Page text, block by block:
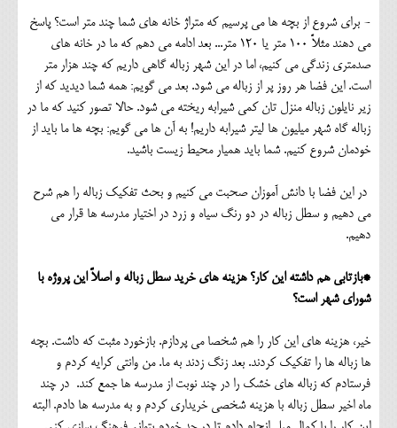
- برای شروع از بچه ها می پرسیم که متراژ خانه های شما چند متر است؟ پاسخ
می دهند مثلاً 100 متر یا 120 متر... بعد ادامه می دهم که ما در خانه های
صدمتری زندگی می کنیم، اما در این شهر زباله گاهی داریم که چند هزار متر
است. این فضا هر روز پر از زباله می شود. بعد می گویم: همه شما دیدید که از
زیر نایلون زباله منزل تان کمی شیرابه ریخته می شود. حالا تصور کنید که ما در
زباله گاه شهر میلیون ها لیتر شیرابه داریم! به آن ها می گویم: بچه ها ما باید از
خودمان شروع کنیم. شما باید همیار محیط زیست باشید.
در این فضا با دانش آموزان صحبت می کنیم و بحث تفکیک زباله را هم شرح
می دهیم و سطل زباله در دو رنگ سیاه و زرد در اختیار مدرسه ها قرار می
دهیم.
*بازتابی هم داشته این کار؟ هزینه های خرید سطل زباله و اصلاً این پروژه با
شورای شهر است؟
خیر، هزینه های این کار را هم شخصا می پردازم. بازخورد مثبت که داشت. بچه
ها زباله ها را تفکیک کردند. بعد زنگ زدند به ما. من وانتی کرایه کردم و
فرستادم که زباله های خشک را در چند نوبت از مدرسه ها جمع کند. در چند
ماه اخیر سطل زباله با هزینه شخصی خریداری کردم و به مدرسه ها دادم. البته